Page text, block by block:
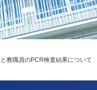
教職員のPCR検査結果について